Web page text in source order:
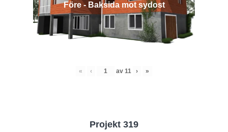
Före - Baksida mot sydost
« ‹ av 11 › »
Projekt 319